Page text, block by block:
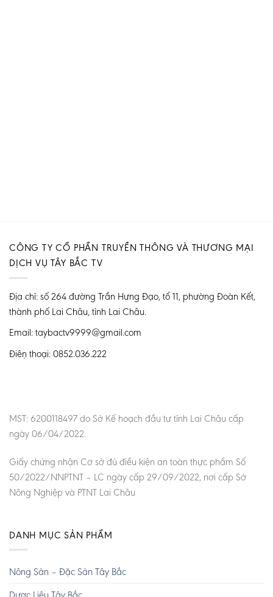
CÔNG TY CỔ PHẦN TRUYỀN THÔNG VÀ THƯƠNG MẠI
DỊCH VỤ TÂY BẮC TV
Địa chỉ: số 264 đường Trần Hưng Đạo, tổ 11, phường Đoàn Kết,
thành phố Lai Châu, tỉnh Lai Châu.
Email: taybactv9999@gmail.com
Điện thoại: 0852.036.222
MST: 6200118497 do Sở Kế hoạch đầu tư tỉnh Lai Châu cấp
ngày 06/04/2022.
Giấy chứng nhận Cơ sở đủ điều kiện an toàn thực phẩm Số
50/2022/NNPTNT – LC ngày cấp 29/09/2022, nơi cấp Sở
Nông Nghiệp và PTNT Lai Châu
DANH MỤC SẢN PHẨM
Nông Sản – Đặc Sản Tây Bắc